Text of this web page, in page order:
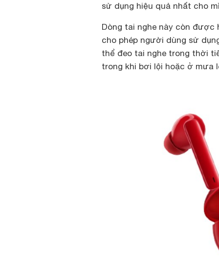
sử dụng hiệu quả nhất cho
Dòng tai nghe này còn được
cho phép người dùng sử
thể đeo tai nghe trong thời
trong khi bơi lội hoặc ở mưa